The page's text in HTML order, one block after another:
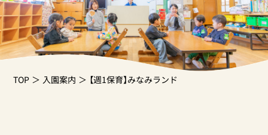
TOP 入園案内 【週1保育】みなみランド